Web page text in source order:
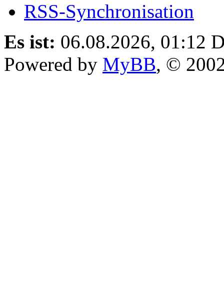
RSS-Synchronisation
Es ist: 06.08.2026, 01:12
Powered by MyBB, ©